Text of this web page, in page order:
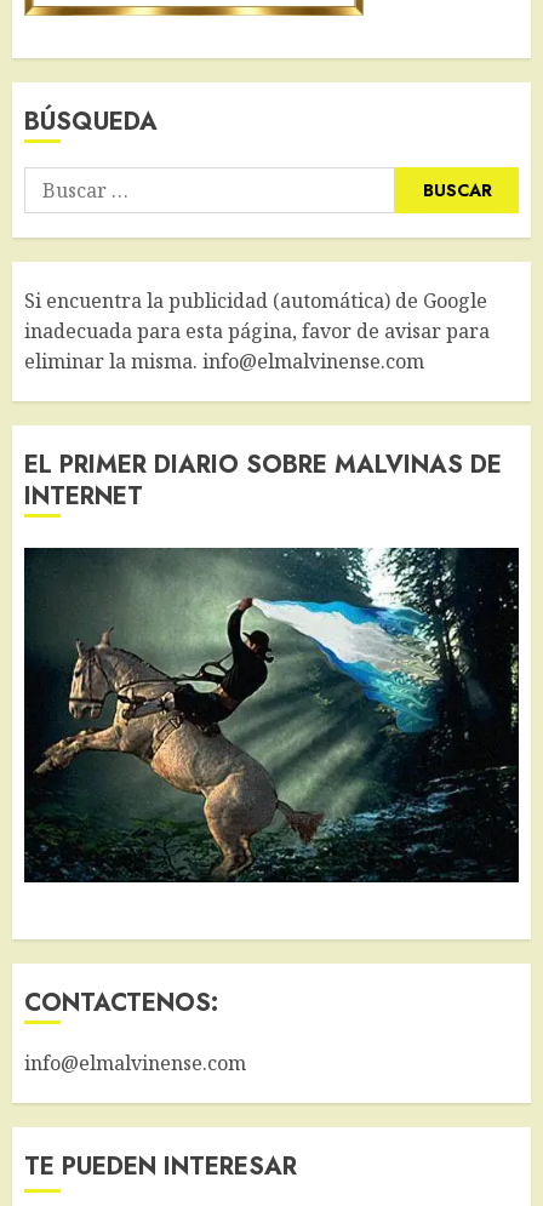
BÚSQUEDA
Buscar:
Si encuentra la publicidad (automática) de Google
inadecuada para esta página, favor de avisar para
eliminar la misma. info@elmalvinense.com
EL PRIMER DIARIO SOBRE MALVINAS DE
INTERNET
CONTACTENOS:
info@elmalvinense.com
TE PUEDEN INTERESAR